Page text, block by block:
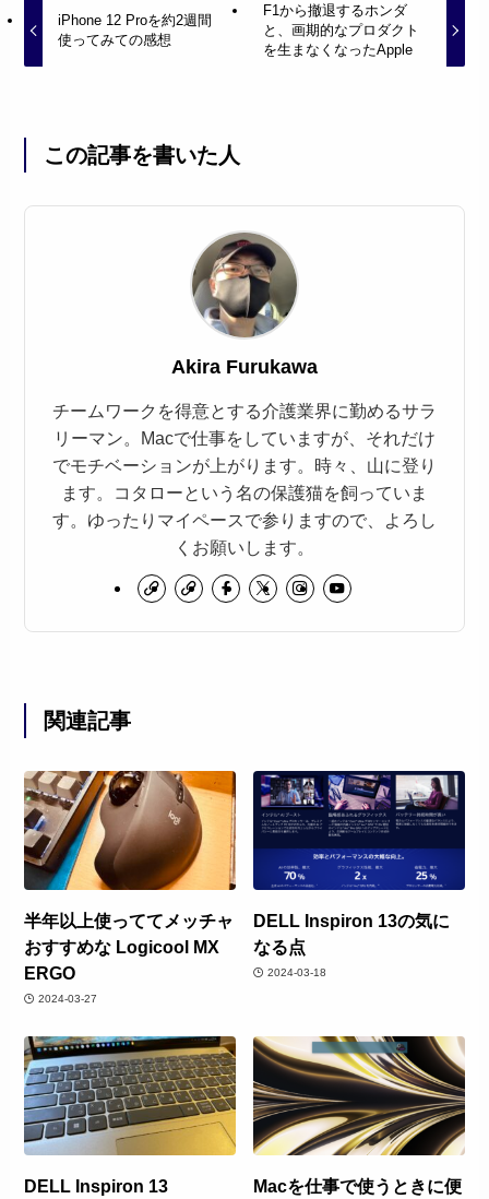
iPhone 12 Proを約2週間
使ってみての感想
F1から撤退するホンダ
と、画期的なプロダクト
を生まなくなったApple
この記事を書いた人
Akira Furukawa
チームワークを得意とする介護業界に勤めるサラ
リーマン。Macで仕事をしていますが、それだけ
でモチベーションが上がります。時々、山に登り
ます。コタローという名の保護猫を飼っていま
す。ゆったりマイペースで参りますので、よろし
くお願いします。
関連記事
半年以上使っててメッチャ
おすすめな Logicool MX
ERGO
2024-03-27
DELL Inspiron 13の気に
なる点
2024-03-18
DELL Inspiron 13
Macを仕事で使うときに便